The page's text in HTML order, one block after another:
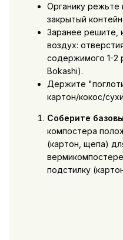
Органику режьте
закрытый
Заранее решите,
воздух:
содержимого 1-2
Bokashi).
Держите
картон/кокос/
Соберите
компостера
(картон, щепа)
подстилку